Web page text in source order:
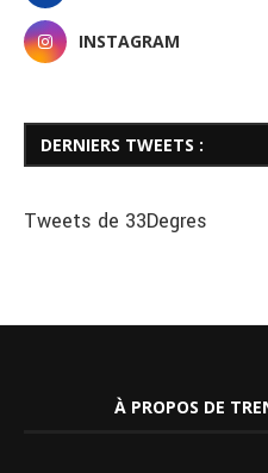
INSTAGRAM
DERNIERS TWEETS :
Tweets de 33Degres
À PROPOS DE